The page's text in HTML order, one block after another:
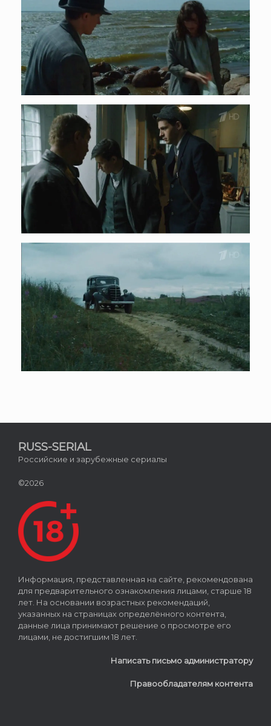
RUSS-SERIAL
Российские и зарубежные сериалы
©2026
Информация, представленная на сайте, рекомендована
для предварительного ознакомления лицами, старше 18
лет. На основании возрастных рекомендаций,
указанных на страницах определённого контента,
данные лица принимают решение о просмотре его
лицами, не достигшим 18 лет.
Написать письмо администратору
Правообладателям контента